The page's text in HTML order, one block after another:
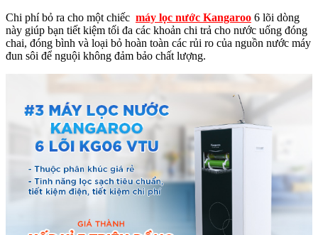
Chi phí bỏ ra cho một chiếc máy lọc nước Kangaroo 6 lõi dòng
này giúp bạn tiết kiệm tối đa các khoản chi trả cho nước uống đóng
chai, đóng bình và loại bỏ hoàn toàn các rủi ro của nguồn nước máy
đun sôi để nguội không đảm bảo chất lượng.